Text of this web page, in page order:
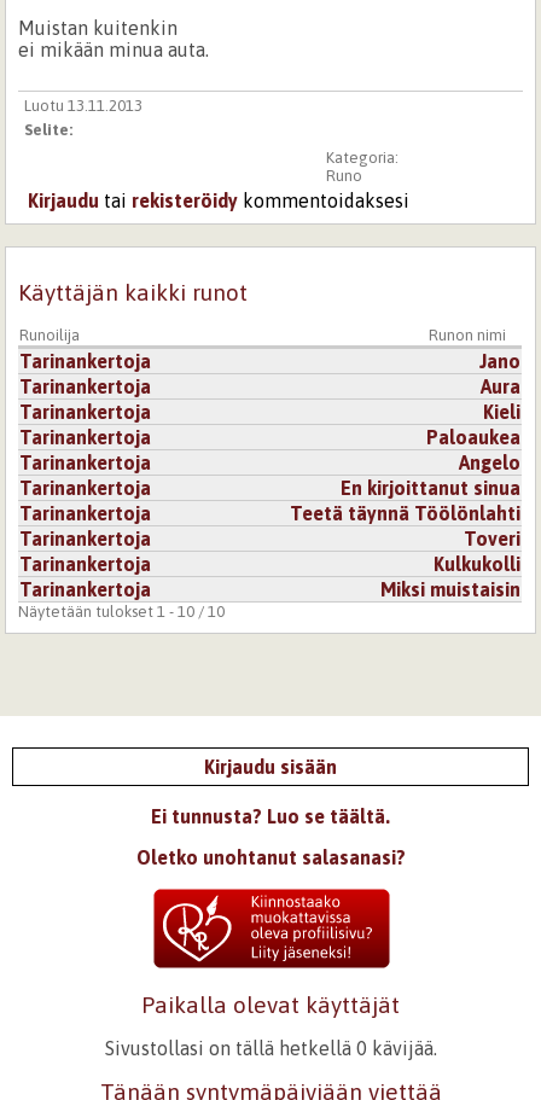
Muistan kuitenkin
ei mikään minua auta.
Luotu 13.11.2013
Selite:
Kategoria:
Runo
Kirjaudu tai rekisteröidy kommentoidaksesi
Käyttäjän kaikki runot
Runoilija Runon nimi
Tarinankertoja
Jano
Tarinankertoja
Aura
Tarinankertoja
Kieli
Tarinankertoja
Paloaukea
Tarinankertoja
Angelo
Tarinankertoja
En kirjoittanut sinua
Tarinankertoja
Teetä täynnä Töölönlahti
Tarinankertoja
Toveri
Tarinankertoja
Kulkukolli
Tarinankertoja
Miksi muistaisin
Näytetään tulokset 1 - 10 / 10
Kirjaudu sisään
Ei tunnusta? Luo se täältä.
Oletko unohtanut salasanasi?
Paikalla olevat käyttäjät
Sivustollasi on tällä hetkellä 0 kävijää.
Tänään syntymäpäiviään viettää